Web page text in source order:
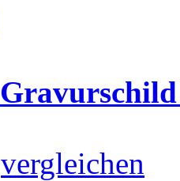
vergleichen